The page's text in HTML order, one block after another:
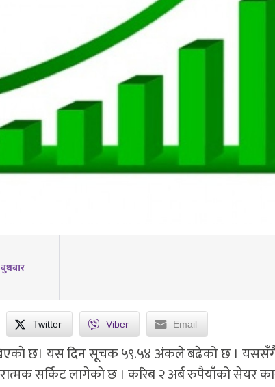
Twitter Viber Email
छ। यस दिन सूचक ५९.५४ अंकले बढेको छ ।
सर्किट लागेको छ । करिब २ अर्ब रुपैयाँको सेयर